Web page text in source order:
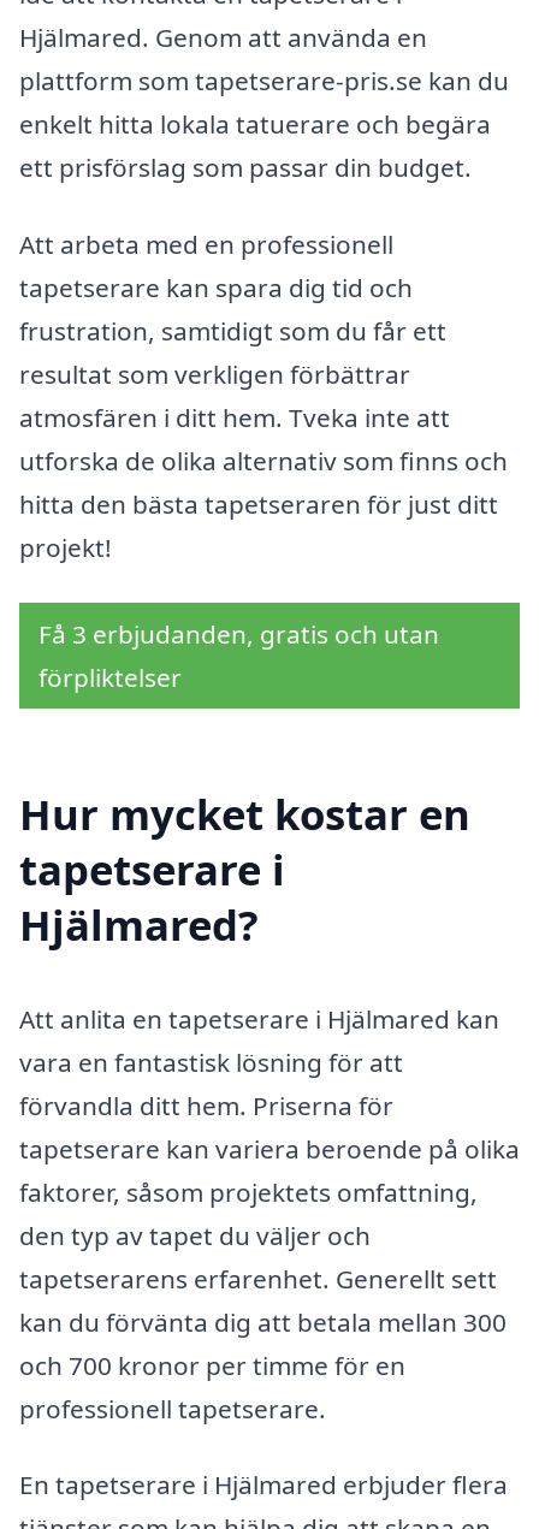
Hjälmared. Genom att använda en
plattform som tapetserare-pris.se kan du
enkelt hitta lokala tatuerare och begära
ett prisförslag som passar din budget.
Att arbeta med en professionell
tapetserare kan spara dig tid och
frustration, samtidigt som du får ett
resultat som verkligen förbättrar
atmosfären i ditt hem. Tveka inte att
utforska de olika alternativ som finns och
hitta den bästa tapetseraren för just ditt
projekt!
Få 3 erbjudanden, gratis och utan
förpliktelser
Hur mycket kostar en
tapetserare i
Hjälmared?
Att anlita en tapetserare i Hjälmared kan
vara en fantastisk lösning för att
förvandla ditt hem. Priserna för
tapetserare kan variera beroende på olika
faktorer, såsom projektets omfattning,
den typ av tapet du väljer och
tapetserarens erfarenhet. Generellt sett
kan du förvänta dig att betala mellan 300
och 700 kronor per timme för en
professionell tapetserare.
En tapetserare i Hjälmared erbjuder flera